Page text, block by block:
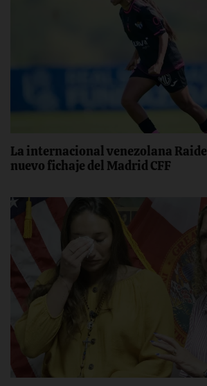
La internacional venezolana
nuevo fichaje del Madrid CFF